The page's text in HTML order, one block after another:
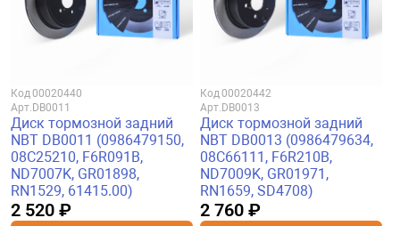
Код00020440
Арт. DB0011
Диск тормозной задний
NBT DB0011 (0986479150,
08C25210, F6R091B,
ND7007K, GR01898,
RN1529, 61415.00)
2 520 ₽
Код00020442
Арт. DB0013
Диск тормозной задний
NBT DB0013 (0986479634,
08C66111, F6R210B,
ND7009K, GR01971,
RN1659, SD4708)
2 760 ₽